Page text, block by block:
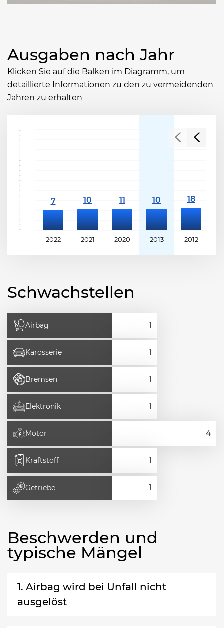
Ausgaben nach Jahr
Klicken Sie auf die Balken im Diagramm, um
detaillierte Informationen zu den zu vermeidenden
Jahren zu erhalten
2022 2021 2020 2013 2012
Schwachstellen
Airbag
Karosserie
Bremsen
Elektronik
Motor
Kraftstoff
Getriebe
Beschwerden und
typische Mängel
1. Airbag wird bei Unfall nicht
ausgelöst